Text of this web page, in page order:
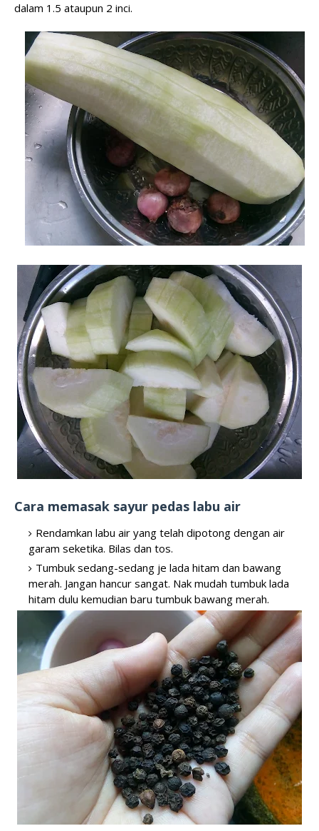
dalam 1.5 ataupun 2 inci.
Cara memasak sayur pedas labu air
Rendamkan labu air yang telah dipotong dengan air
garam seketika. Bilas dan tos.
Tumbuk sedang-sedang je lada hitam dan bawang
merah. Jangan hancur sangat. Nak mudah tumbuk lada
hitam dulu kemudian baru tumbuk bawang merah.